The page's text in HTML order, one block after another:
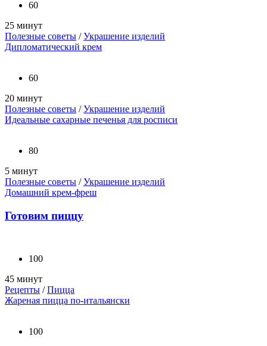
60
25 минут
Полезные советы /Украшение изделий
Дипломатический крем
60
20 минут
Полезные советы /Украшение изделий
Идеальные сахарные печенья для росписи
80
5 минут
Полезные советы /Украшение изделий
Домашний крем-фреш
Готовим пиццу
100
45 минут
Рецепты /Пицца
Жареная пицца по-итальянски
100